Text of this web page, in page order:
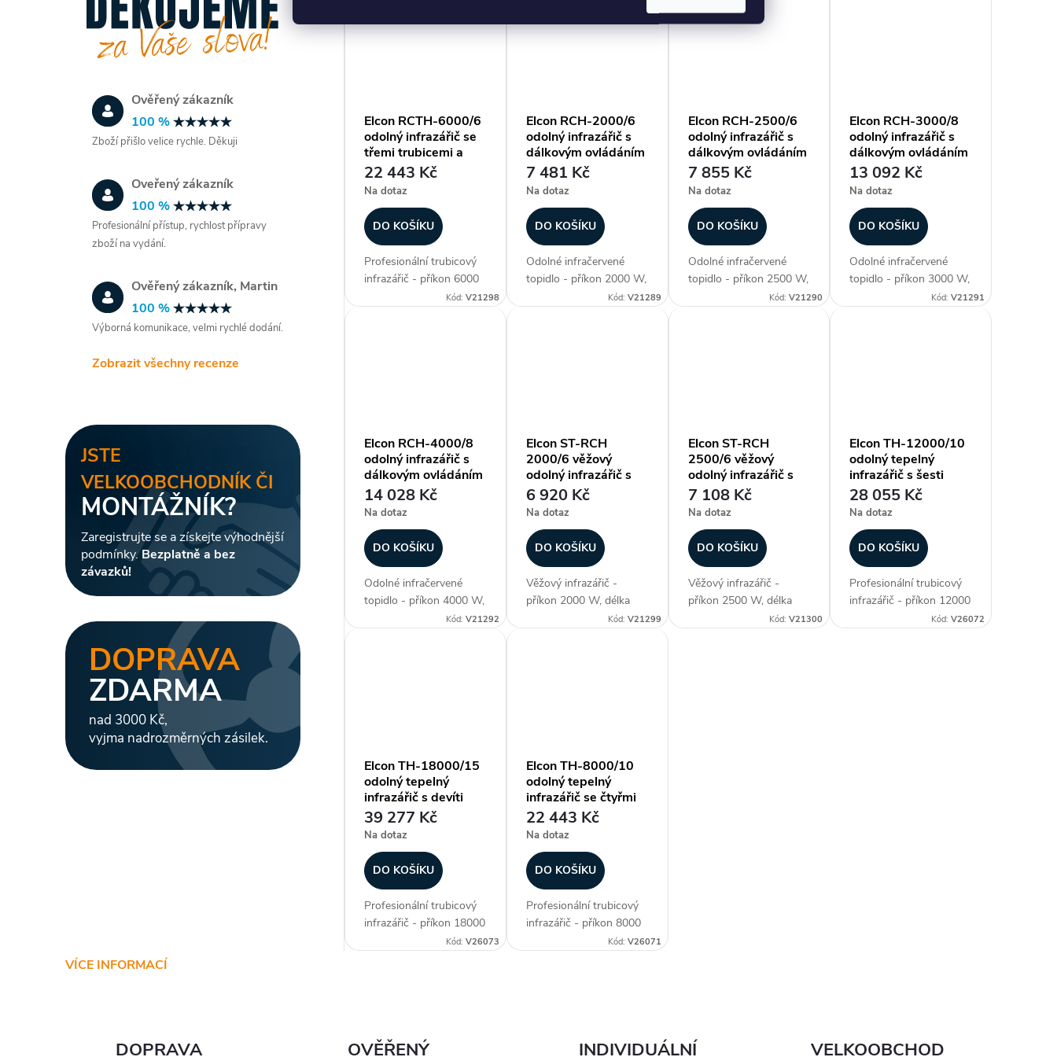
Ověřený zákazník
100 %
Zboží přišlo velice rychle. Děkuji
Oveřený zákazník
100 %
Profesionální přístup, rychlost přípravy
zboží na vydání.
Ověřený zákazník, Martin
100 %
Výborná komunikace, velmi rychlé dodání.
Zobrazit všechny recenze
JSTE
VELKOOBCHODNÍK ČI
MONTÁŽNÍK?
Zaregistrujte se a získejte výhodnější
podmínky.Bezplatně a bez
závazků!
DOPRAVA
ZDARMA
nad 3000 Kč,
vyjma nadrozměrných zásilek.
VÍCE INFORMACÍ
m2, materiál aluminium,
chladných objektů jako
ohřev plochy až 12-20
m2, materiál aluminium,
Elcon RCTH-6000/6
odolný infrazářič se
třemi trubicemi a
dálkovým ovládáním
22 443 Kč
Na dotaz
DO KOŠÍKU
Profesionální trubicový
infrazářič - příkon 6000
W, délka panelu 650
Kód: V21298
Elcon RCH-2000/6
odolný infrazářič s
dálkovým ovládáním
7 481 Kč
Na dotaz
DO KOŠÍKU
Odolné infračervené
topidlo - příkon 2000 W,
délka panelu 670 mm,
Kód: V21289
Elcon RCH-2500/6
odolný infrazářič s
dálkovým ovládáním
7 855 Kč
Na dotaz
DO KOŠÍKU
Odolné infračervené
topidlo - příkon 2500 W,
délka panelu 670 mm,
Kód:V21290
Elcon RCH-3000/8
odolný infrazářič s
dálkovým ovládáním
13 092 Kč
Na dotaz
DO KOŠÍKU
Odolné infračervené
topidlo - příkon 3000 W,
délka panelu 860 mm,
Kód: V21291
Elcon RCH-4000/8
odolný infrazářič s
dálkovým ovládáním
14 028 Kč
Na dotaz
DO KOŠÍKU
Odolné infračervené
topidlo - příkon 4000 W,
délka panelu 860 mm,
Kód: V21292
Elcon ST-RCH
2000/6 věžový
odolný infrazářič s
dálkovým ovládáním
6 920 Kč
Na dotaz
DO KOŠÍKU
Věžový infrazářič -
příkon 2000 W, délka
Kód: V21299
Elcon ST-RCH
2500/6 věžový
odolný infrazářič s
dálkovým ovládáním
7 108 Kč
Na dotaz
DO KOŠÍKU
Věžový infrazářič -
příkon 2500 W, délka
Kód:V21300
Elcon TH-12000/10
odolný tepelný
infrazářič s šesti
trubicemi a
manuálním
28 055 Kč
Na dotaz
DO KOŠÍKU
Profesionální trubicový
infrazářič - příkon 12000
W, délka panelu 1000
Kód: V26072
Elcon TH-18000/15
odolný tepelný
infrazářič s devíti
trubicemi a
manuálním
ovládáním
39 277 Kč
Na dotaz
DO KOŠÍKU
Profesionální trubicový
infrazářič - příkon 18000
W, délka panelu 1500
Kód: V26073
Elcon TH-8000/10
odolný tepelný
infrazářič se čtyřmi
trubicemi s
manuálním
ovládáním
22 443 Kč
Na dotaz
DO KOŠÍKU
Profesionální trubicový
infrazářič - příkon 8000
W, délka panelu 1000
Kód: V26071
v
DOPRAVA OVĚŘENÝ INDIVIDUÁLNÍ VELKOOBCHOD